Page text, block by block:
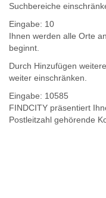
Suchbereiche
Eingabe: 10
Ihnen werden alle Orte
beginnt.
Durch Hinzufügen
weiter einschränken.
Eingabe: 10585
FINDCITY präsentiert
Postleitzahl gehörende